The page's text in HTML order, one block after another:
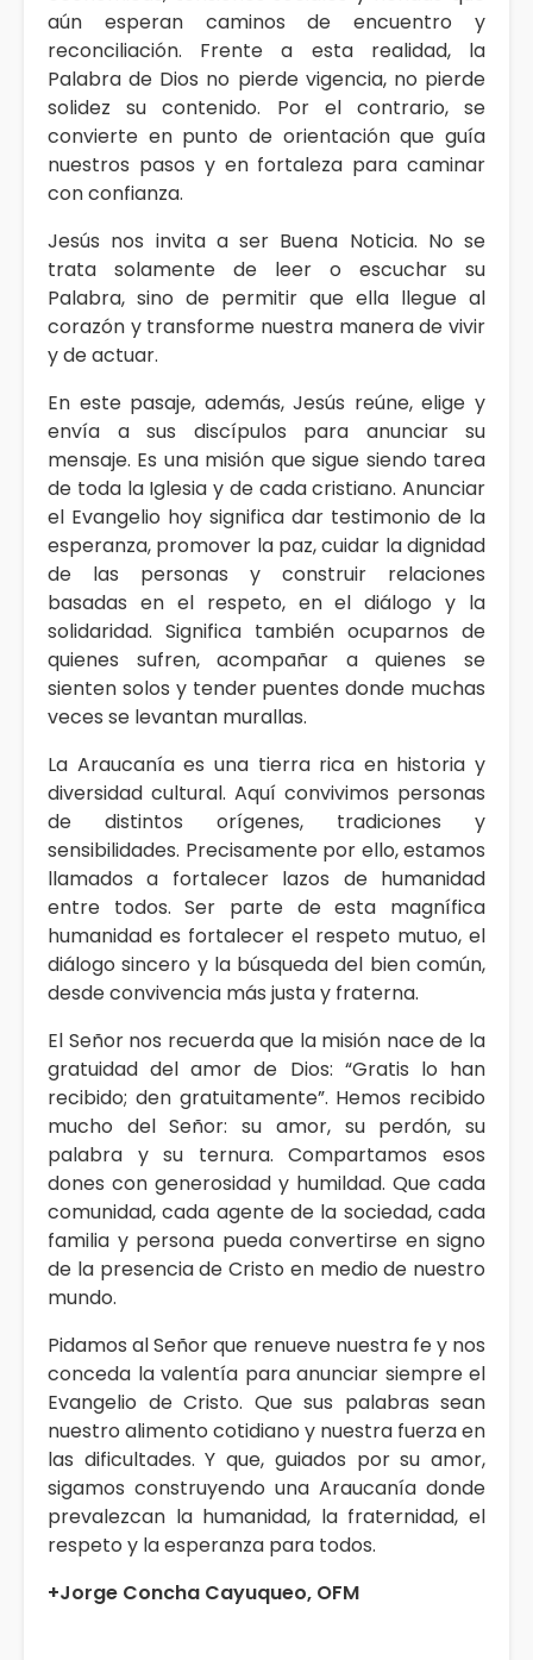
aún esperan caminos de encuentro y
reconciliación. Frente a esta realidad, la
Palabra de Dios no pierde vigencia, no pierde
solidez su contenido. Por el contrario, se
convierte en punto de orientación que guía
nuestros pasos y en fortaleza para caminar
con confianza.
Jesús nos invita a ser Buena Noticia. No se
trata solamente de leer o escuchar su
Palabra, sino de permitir que ella llegue al
corazón y transforme nuestra manera de vivir
y de actuar.
En este pasaje, además, Jesús reúne, elige y
envía a sus discípulos para anunciar su
mensaje. Es una misión que sigue siendo tarea
de toda la Iglesia y de cada cristiano. Anunciar
el Evangelio hoy significa dar testimonio de la
esperanza, promover la paz, cuidar la dignidad
de las personas y construir relaciones
basadas en el respeto, en el diálogo y la
solidaridad. Significa también ocuparnos de
quienes sufren, acompañar a quienes se
sienten solos y tender puentes donde muchas
veces se levantan murallas.
La Araucanía es una tierra rica en historia y
diversidad cultural. Aquí convivimos personas
de distintos orígenes, tradiciones y
sensibilidades. Precisamente por ello, estamos
llamados a fortalecer lazos de humanidad
entre todos. Ser parte de esta magnífica
humanidad es fortalecer el respeto mutuo, el
diálogo sincero y la búsqueda del bien común,
desde convivencia más justa y fraterna.
El Señor nos recuerda que la misión nace de la
gratuidad del amor de Dios: “Gratis lo han
recibido; den gratuitamente”. Hemos recibido
mucho del Señor: su amor, su perdón, su
palabra y su ternura. Compartamos esos
dones con generosidad y humildad. Que cada
comunidad, cada agente de la sociedad, cada
familia y persona pueda convertirse en signo
de la presencia de Cristo en medio de nuestro
mundo.
Pidamos al Señor que renueve nuestra fe y nos
conceda la valentía para anunciar siempre el
Evangelio de Cristo. Que sus palabras sean
nuestro alimento cotidiano y nuestra fuerza en
las dificultades. Y que, guiados por su amor,
sigamos construyendo una Araucanía donde
prevalezcan la humanidad, la fraternidad, el
respeto y la esperanza para todos.
+Jorge Concha Cayuqueo, OFM